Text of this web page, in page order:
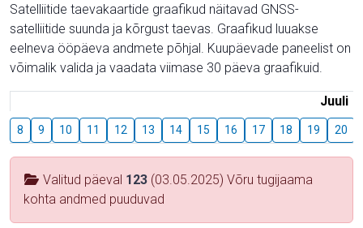
Satelliitide taevakaartide graafikud näitavad GNSS-
satelliitide suunda ja kõrgust taevas. Graafikud luuakse
eelneva ööpäeva andmete põhjal. Kuupäevade paneelist on
võimalik valida ja vaadata viimase 30 päeva graafikuid.
Juuli
8 9 10 11 12 13 14 15 16 17 18 19 20
Valitud päeval 123 (03.05.2025) Võru tugijaama
kohta andmed puuduvad